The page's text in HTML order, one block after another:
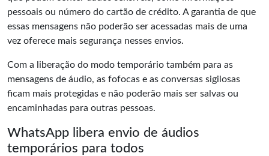
pessoais ou número do cartão de crédito. A garantia de que
essas mensagens não poderão ser acessadas mais de uma
vez oferece mais segurança nesses envios.
Com a liberação do modo temporário também para as
mensagens de áudio, as fofocas e as conversas sigilosas
ficam mais protegidas e não poderão mais ser salvas ou
encaminhadas para outras pessoas.
WhatsApp libera envio de áudios
temporários para todos